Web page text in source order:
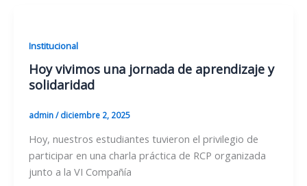
Institucional
Hoy vivimos una jornada de aprendizaje y
solidaridad
admin/diciembre 2, 2025
Hoy, nuestros estudiantes tuvieron el privilegio de
participar en una charla práctica de RCP organizada
junto a la VI Compañía